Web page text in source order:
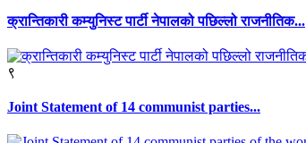
क्रान्तिकारी कम्युनिस्ट पार्टी नेपालको पछिल्लो राजनीतिक...
९
Joint Statement of 14 communist parties...